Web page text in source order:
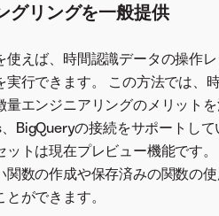
グリングを一般提供
使えば、時間認識データの操作
行できます。 この方法では、
エンジニアリングのメリット
BigQueryの接続をサポートし
ットは現在プレビュー機能です
関数の作成や保存済みの関数の
ができます。